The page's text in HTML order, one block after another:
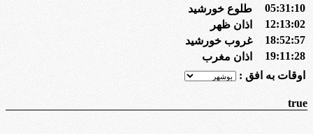
05:31:10
طلوع خورشید
12:13:02
اذان ظهر
18:52:57
غروب خورشید
19:11:28
اذان مغرب
اوقات به افق :
true